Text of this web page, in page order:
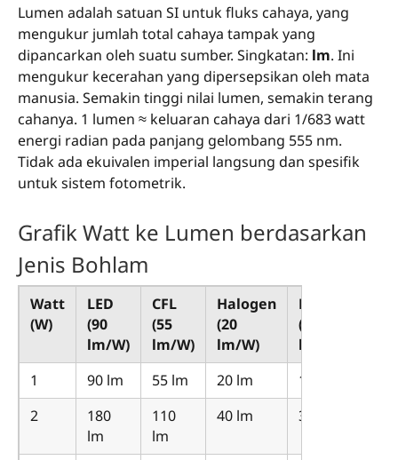
Lumen adalah satuan SI untuk fluks cahaya, yang
mengukur jumlah total cahaya tampak yang
dipancarkan oleh suatu sumber. Singkatan: lm. Ini
mengukur kecerahan yang dipersepsikan oleh mata
manusia. Semakin tinggi nilai lumen, semakin terang
cahanya. 1 lumen ≈ keluaran cahaya dari 1/683 watt
energi radian pada panjang gelombang 555 nm.
Tidak ada ekuivalen imperial langsung dan spesifik
untuk sistem fotometrik.
Grafik Watt ke Lumen berdasarkan
Jenis Bohlam
Watt
(W)
LED
(90
lm/W)
CFL
(55
lm/W)
Halogen
(20
lm/W)
Pijar
(15
lm/W)
1
90 lm 55 lm 20 lm
15 lm
2
180
lm
110
lm
40 lm 30 lm